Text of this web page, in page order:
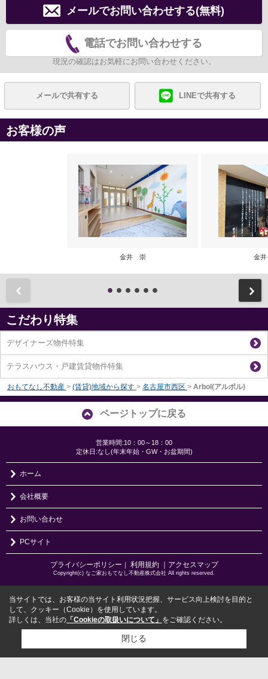
メールでお問い合わせする(無料)
電話でお問い合わせする
現況の確認はお気軽にお問い合わせください。
メールで共有する LINEで共有する
お客様の声
金井 崇 金
こだわり特集
デザイナーズ物件特集
テラスハウス・戸建賃貸物件特集
おもてなし不動産 > (賃貸)地域から探す > 名古屋市西区 > Arbol(アルボル)
ページトップに戻る
営業時間:10：00～18：00
定休日:なし(年末年始・GW・お盆期間)
ホーム
会社概要
お問い合わせ
PCサイト
プライバシーポリシー 利用規約 ｜アクセスマップ
Copyright(c) なご家おもてなし不動産株式会社 All rights reserved.
当サイトでは、お客様の当サイト利用状況把握、サービス向上検討を目的と
して、クッキー（Cookie）を使用しています。
詳しくは、当社の 「Cookieの取扱いについて」 をご確認ください。
閉じる